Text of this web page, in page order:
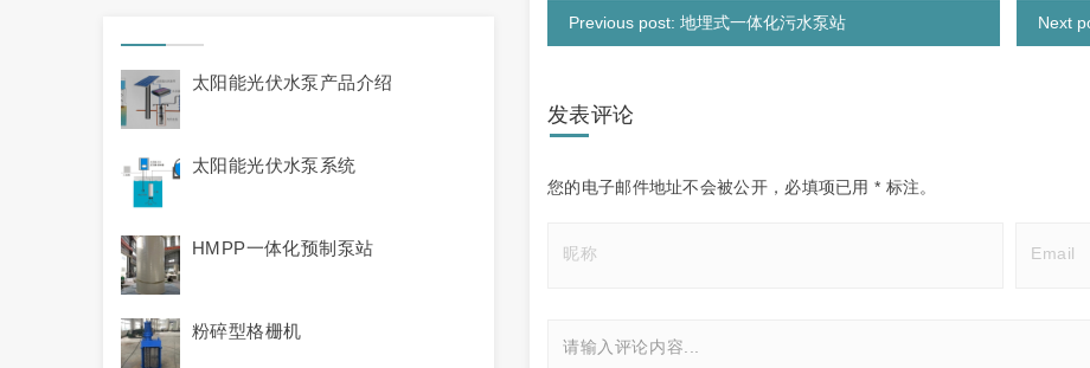
太阳能光伏水泵产品介绍
太阳能光伏水泵系统
HMPP一体化预制泵站
粉碎型格栅机
Previous post: 地埋式一体化污水泵站 Next
发表评论
您的电子邮件地址不会被公开， 必填项已用* 标注。